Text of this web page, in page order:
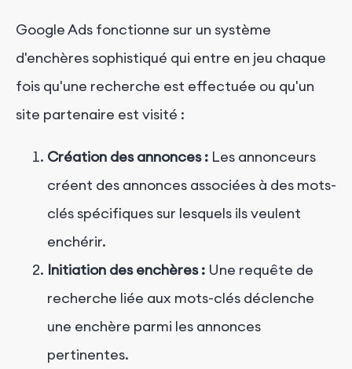
Google Ads fonctionne sur un système
d'enchères sophistiqué qui entre en jeu chaque
fois qu'une recherche est effectuée ou qu'un
site partenaire est visité :
Création des annonces : Les annonceurs
créent des annonces associées à des mots-
clés spécifiques sur lesquels ils veulent
enchérir.
Initiation des enchères : Une requête de
recherche liée aux mots-clés déclenche
une enchère parmi les annonces
pertinentes.